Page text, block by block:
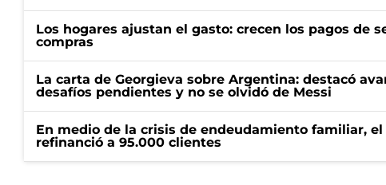
Los hogares ajustan el gasto: crecen los pagos de
compras
La carta de Georgieva sobre Argentina: destacó
desafíos pendientes y no se olvidó de Messi
En medio de la crisis de endeudamiento familiar, el
refinanció a 95.000 clientes